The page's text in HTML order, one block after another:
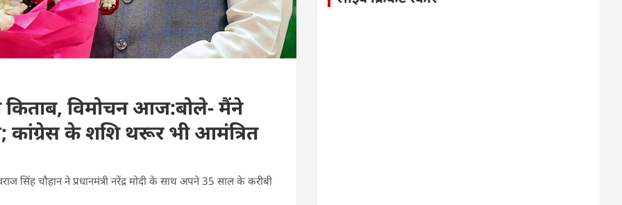
किताब, विमोचन आज:बोले- मैंने
कांग्रेस के शशि थरूर भी आमंत्रित
सिंह चौहान ने प्रधानमंत्री नरेंद्र मोदी के साथ अपने 35 साल के करीबी